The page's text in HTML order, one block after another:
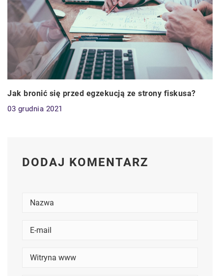
Jak bronić się przed egzekucją ze strony fiskusa?
03 grudnia 2021
DODAJ KOMENTARZ